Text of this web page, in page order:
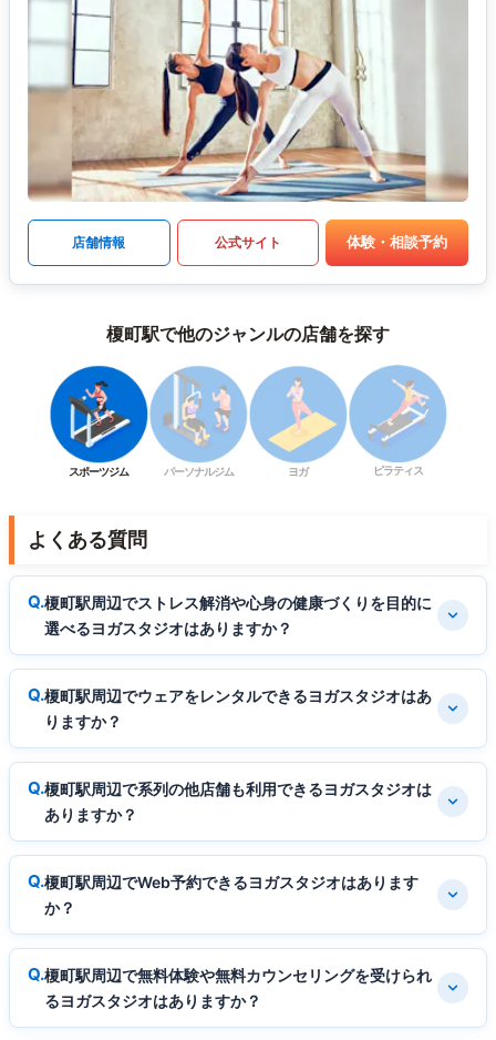
店舗情報 公式サイト 体験・相談予約
榎町駅で他のジャンルの店舗を探す
スポーツジム パーソナルジム ヨガ ピラティス
よくある質問
榎町駅周辺でストレス解消や心身の健康づくりを目的に
選べるヨガスタジオはありますか？
榎町駅周辺でウェアをレンタルできるヨガスタジオはあ
りますか？
榎町駅周辺で系列の他店舗も利用できるヨガスタジオは
ありますか？
榎町駅周辺でWeb予約できるヨガスタジオはあります
か？
榎町駅周辺で無料体験や無料カウンセリングを受けられ
るヨガスタジオはありますか？